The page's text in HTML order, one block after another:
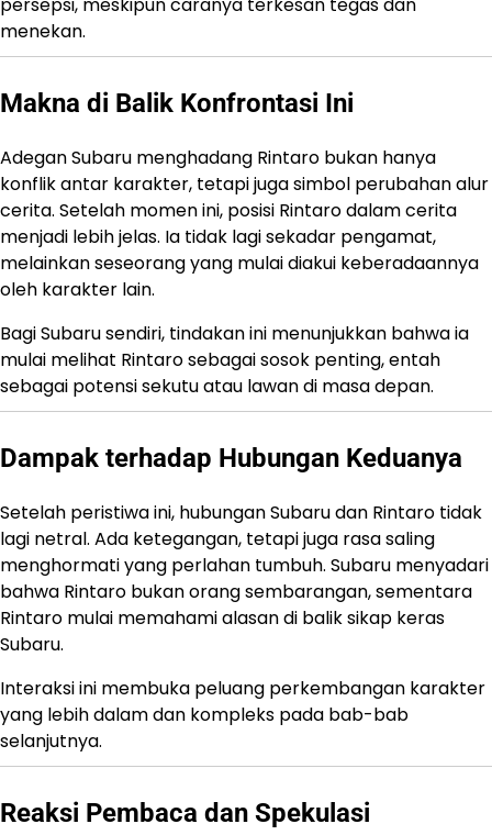
menekan.
Makna di Balik Konfrontasi Ini
Adegan Subaru menghadang Rintaro bukan hanya
konflik antar karakter, tetapi juga simbol perubahan alur
cerita. Setelah momen ini, posisi Rintaro dalam cerita
menjadi lebih jelas. Ia tidak lagi sekadar pengamat,
melainkan seseorang yang mulai diakui keberadaannya
oleh karakter lain.
Bagi Subaru sendiri, tindakan ini menunjukkan bahwa ia
mulai melihat Rintaro sebagai sosok penting, entah
sebagai potensi sekutu atau lawan di masa depan.
Dampak terhadap Hubungan Keduanya
Setelah peristiwa ini, hubungan Subaru dan Rintaro tidak
lagi netral. Ada ketegangan, tetapi juga rasa saling
menghormati yang perlahan tumbuh. Subaru menyadari
bahwa Rintaro bukan orang sembarangan, sementara
Rintaro mulai memahami alasan di balik sikap keras
Subaru.
Interaksi ini membuka peluang perkembangan karakter
yang lebih dalam dan kompleks pada bab-bab
selanjutnya.
Reaksi Pembaca dan Spekulasi